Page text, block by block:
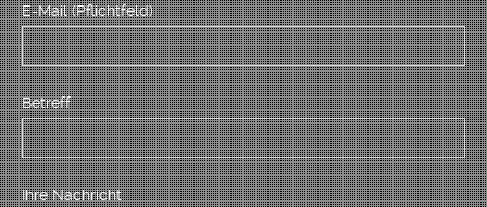
E-Mail (Pflichtfeld)
Betreff
Ihre Nachricht